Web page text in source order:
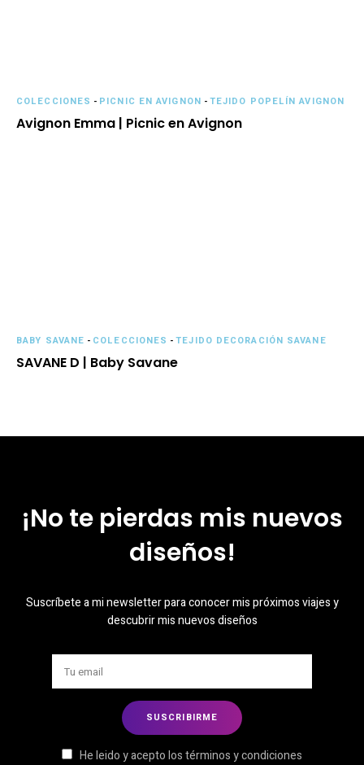
COLECCIONES - PICNIC EN AVIGNON -TEJIDO POPELÍN AVIGNON
Avignon Emma | Picnic en Avignon
BABY SAVANE - COLECCIONES -TEJIDO DECORACIÓN SAVANE
SAVANE D | Baby Savane
¡No te pierdas mis nuevos
diseños!
Suscríbete a mi newsletter para conocer mis próximos viajes y
descubrir mis nuevos diseños
He leido y acepto los términos y condiciones